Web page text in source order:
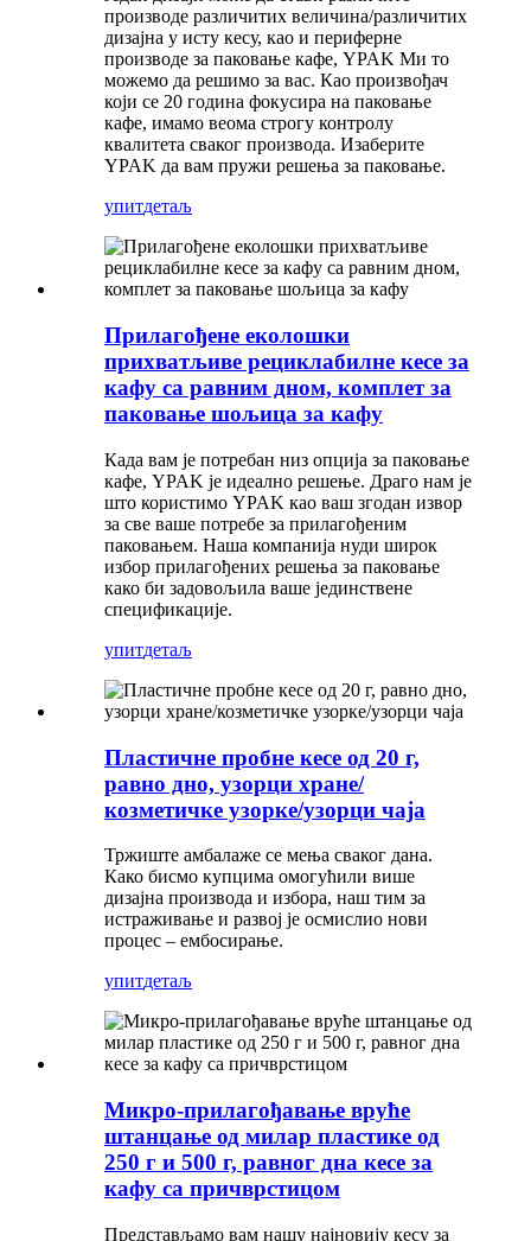
производе различитих величина/различитих
дизајна у исту кесу, као и периферне
производе за паковање кафе, YPAK Ми то
можемо да решимо за вас. Као произвођач
који се 20 година фокусира на паковање
кафе, имамо веома строгу контролу
квалитета сваког производа. Изаберите
YPAK да вам пружи решења за паковање.
упитдетаљ
Прилагођене еколошки
прихватљиве рециклабилне кесе за
кафу са равним дном, комплет за
паковање шољица за кафу
Када вам је потребан низ опција за паковање
кафе, YPAK је идеално решење. Драго нам је
што користимо YPAK као ваш згодан извор
за све ваше потребе за прилагођеним
паковањем. Наша компанија нуди широк
избор прилагођених решења за паковање
како би задовољила ваше јединствене
спецификације.
упитдетаљ
Пластичне пробне кесе од 20 г,
равно дно, узорци хране/
козметичке узорке/узорци чаја
Тржиште амбалаже се мења сваког дана.
Како бисмо купцима омогућили више
дизајна производа и избора, наш тим за
истраживање и развој је осмислио нови
процес – ембосирање.
упитдетаљ
Микро-прилагођавање вруће
штанцање од милар пластике од
250 г и 500 г, равног дна кесе за
кафу са причврстицом
Представљамо вам нашу најновију кесу за